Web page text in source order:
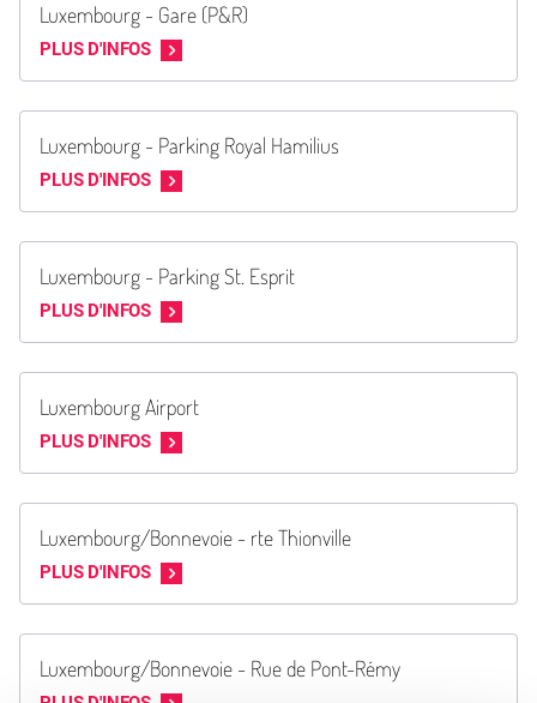
Luxembourg - Gare (P&R)
PLUS D'INFOS
Luxembourg - Parking Royal Hamilius
PLUS D'INFOS
Luxembourg - Parking St. Esprit
PLUS D'INFOS
Luxembourg Airport
PLUS D'INFOS
Luxembourg/Bonnevoie - rte Thionville
PLUS D'INFOS
Luxembourg/Bonnevoie - Rue de Pont-Rémy